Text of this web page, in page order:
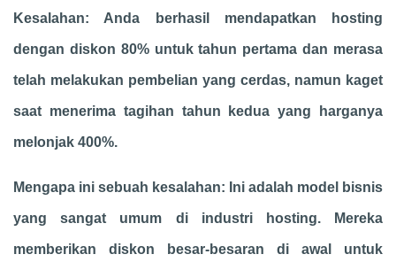
Kesalahan: Anda berhasil mendapatkan hosting
dengan diskon 80% untuk tahun pertama dan merasa
telah melakukan pembelian yang cerdas, namun kaget
saat menerima tagihan tahun kedua yang harganya
melonjak 400%.
Mengapa ini sebuah kesalahan: Ini adalah model bisnis
yang sangat umum di industri hosting. Mereka
memberikan diskon besar-besaran di awal untuk